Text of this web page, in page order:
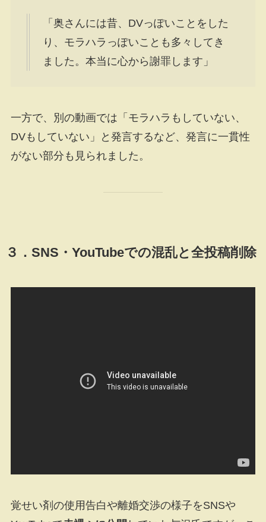
「奥さんには昔、DVっぽいことをした
り、モラハラっぽいことも多々してき
ました。本当に心から謝罪します」
一方で、別の動画では「モラハラもしていない、
DVもしていない」と発言するなど、発言に一貫性
がない部分も見られました。
３．SNS・YouTubeでの混乱と全投稿削除
覚せい剤の使用告白や離婚交渉の様子をSNSや